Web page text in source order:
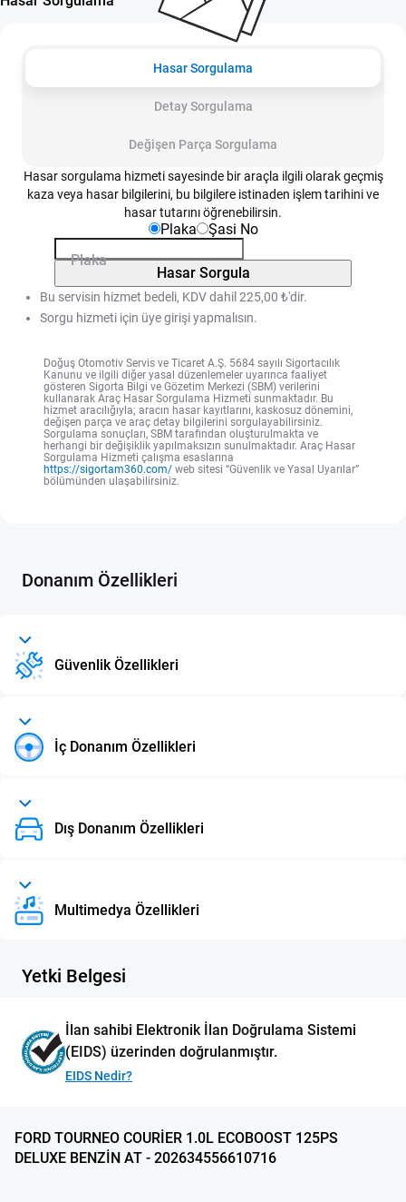
Hasar Sorgulama
Detay Sorgulama
Değişen Parça Sorgulama
Hasar sorgulama hizmeti sayesinde bir araçla ilgili olarak geçmiş
kaza veya hasar bilgilerini, bu bilgilere istinaden işlem tarihini ve
hasar tutarını öğrenebilirsin.
Plaka
Şasi No
Plaka
Hasar Sorgula
Bu servisin hizmet bedeli, KDV dahil 225,00 ₺'dir.
Sorgu hizmeti için üye girişi yapmalısın.
Doğuş Otomotiv Servis ve Ticaret A.Ş. 5684 sayılı Sigortacılık
Kanunu ve ilgili diğer yasal düzenlemeler uyarınca faaliyet
gösteren Sigorta Bilgi ve Gözetim Merkezi (SBM) verilerini
kullanarak Araç Hasar Sorgulama Hizmeti sunmaktadır. Bu
hizmet aracılığıyla; aracın hasar kayıtlarını, kaskosuz dönemini,
değişen parça ve araç detay bilgilerini sorgulayabilirsiniz.
Sorgulama sonuçları, SBM tarafından oluşturulmakta ve
herhangi bir değişiklik yapılmaksızın sunulmaktadır. Araç Hasar
Sorgulama Hizmeti çalışma esaslarına
https://sigortam360.com/ web sitesi “Güvenlik ve Yasal Uyarılar”
bölümünden ulaşabilirsiniz.
Donanım Özellikleri
Güvenlik Özellikleri
İç Donanım Özellikleri
Dış Donanım Özellikleri
Multimedya Özellikleri
Yetki Belgesi
İlan sahibi Elektronik İlan Doğrulama Sistemi
(EIDS) üzerinden doğrulanmıştır.
EIDS Nedir?
FORD TOURNEO COURİER 1.0L ECOBOOST 125PS
DELUXE BENZİN AT - 202634556610716